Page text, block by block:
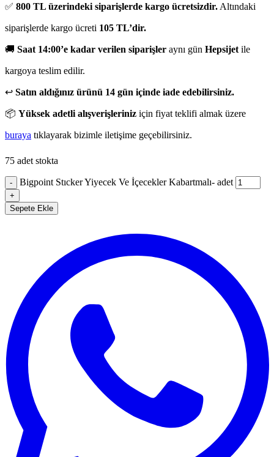
✅ 800 TL üzerindeki siparişlerde kargo ücretsizdir. Altındaki
siparişlerde kargo ücreti 105 TL’dir.
🚚 Saat 14:00’e kadar verilen siparişler aynı gün Hepsijet ile
kargoya teslim edilir.
↩️ Satın aldığınız ürünü 14 gün içinde iade edebilirsiniz.
📦 Yüksek adetli alışverişleriniz için fiyat teklifi almak üzere
buraya tıklayarak bizimle iletişime geçebilirsiniz.
75 adet stokta
- Bigpoint Stıcker Yiyecek Ve İçecekler Kabartmalı- adet
+
Sepete Ekle